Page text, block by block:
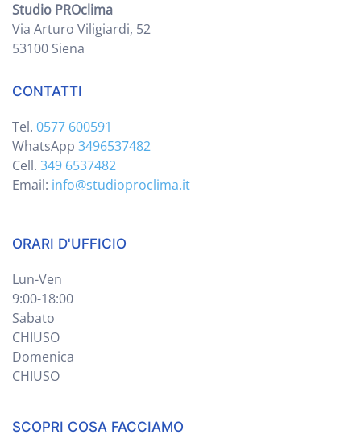
Studio PROclima
Via Arturo Viligiardi, 52
53100 Siena
CONTATTI
Tel. 0577 600591
WhatsApp 3496537482
Cell. 349 6537482
Email: info@studioproclima.it
ORARI D'UFFICIO
Lun-Ven
9:00-18:00
Sabato
CHIUSO
Domenica
CHIUSO
SCOPRI COSA FACCIAMO